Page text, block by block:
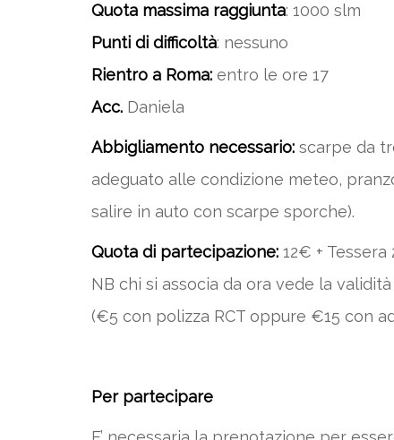
Quota massima raggiunta: 1000 slm
Punti di difficoltà: nessuno
Rientro a Roma: entro le ore 17
Acc. Daniela
Abbigliamento necessario: scarpe da
adeguato alle condizione meteo,
salire in auto con scarpe sporche).
Quota di partecipazione: 12€ + Tessera
NB chi si associa da ora vede la
(€5 con polizza RCT oppure €15 con
Per partecipare